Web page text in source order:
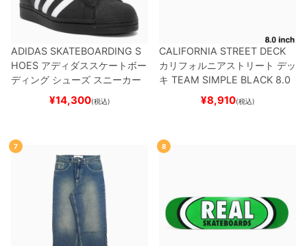
ADIDAS SKATEBOARDING S
HOES アディダススケートボー
ディング シューズ スニーカー
スーパースター SUPERSTAR A
BLACK/WHITE/WHITE
ー
¥14,300(税込)
CALIFORNIA STREET DECK
カリフォルニアストリート デッ
キ TEAM SIMPLE BLACK 8.0
ブランク（BBS / GENERATO
スケートボード スケボー
¥8,910(税込)
7 8